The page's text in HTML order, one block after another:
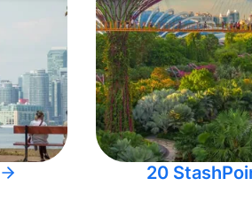
20